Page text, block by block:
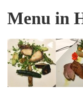
Menu in